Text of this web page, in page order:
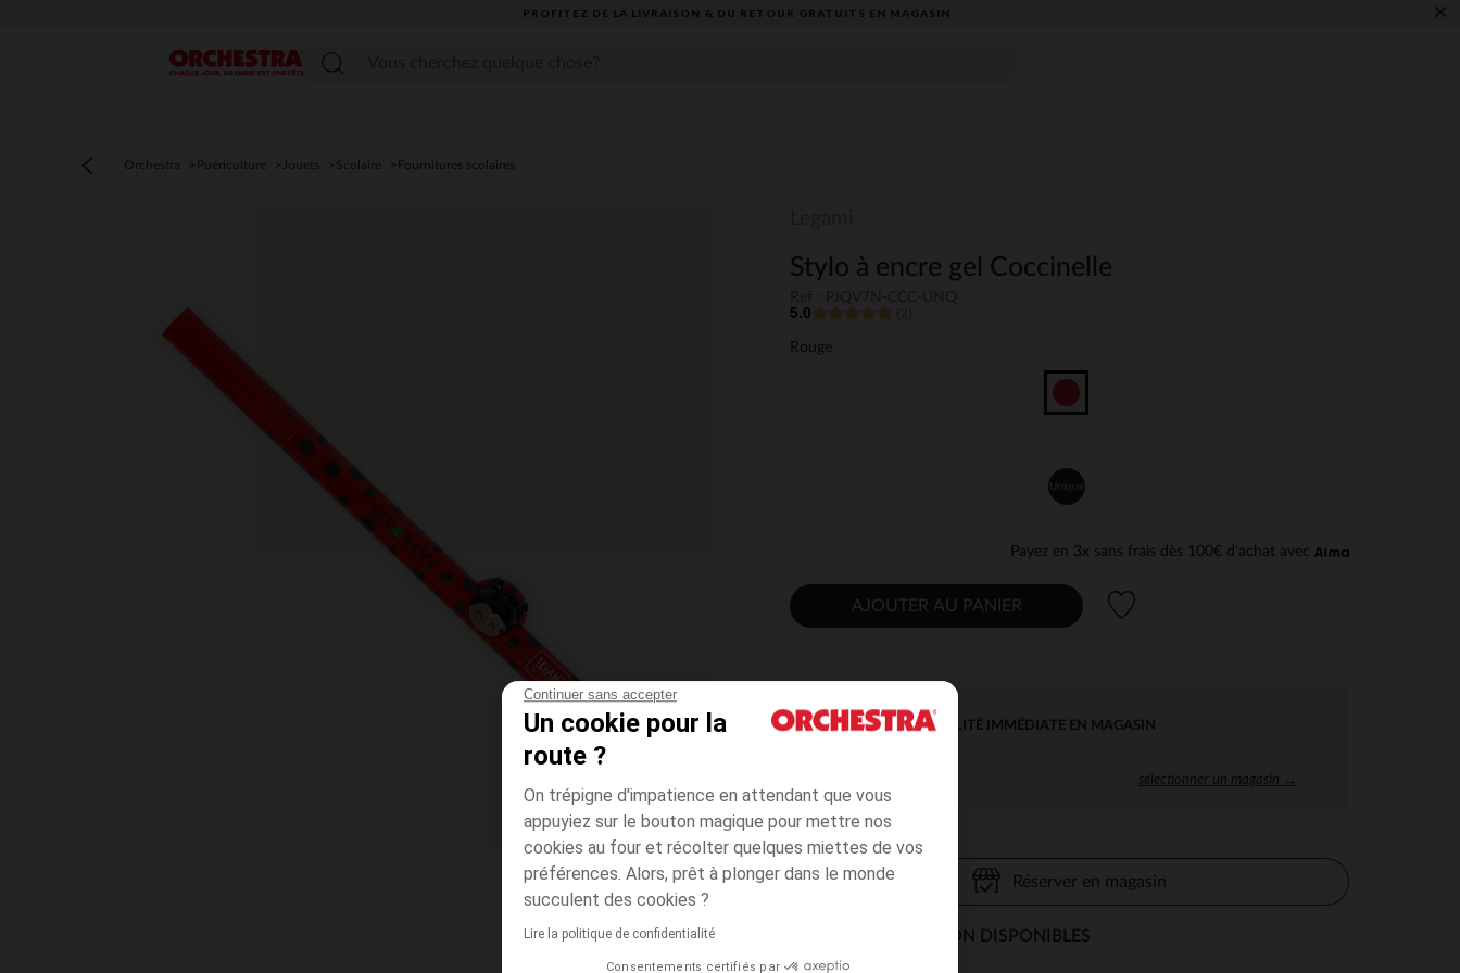
Continuer sans accepter
Un cookie pour la
route ?
On trépigne d'impatience en attendant que vous
appuyiez sur le bouton magique pour mettre nos
cookies au four et récolter quelques miettes de vos
préférences. Alors, prêt à plonger dans le monde
succulent des cookies ?
Lire la politique de confidentialité
Consentements certifiés par
PROFITEZ DE LA LIVRAISON & DU RETOUR GRATUITS EN MAGASIN​ ×
Menu
Orchestra Puériculture Jouets Scolaire Fournitures scolaires
Stylo à encre gel Coccinelle
5.0
Rouge
Unique
Payez en 3x sans frais dès 100€ d'achat avec
AJOUTER AU PANIER
DISPONIBILITÉ IMMÉDIATE EN MAGASIN
sélectionner un magasin →
Réserver en magasin
MODES DE LIVRAISON DISPONIBLES